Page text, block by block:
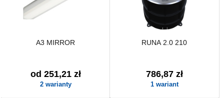
A3 MIRROR
od 251,21 zł
2 warianty
RUNA 2.0 210
786,87 zł
1 wariant